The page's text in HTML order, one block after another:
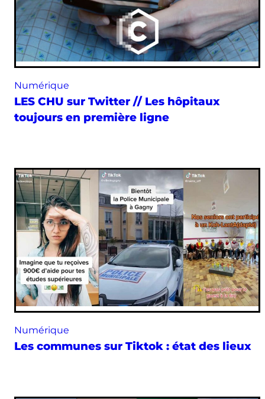
Numérique
LES CHU sur Twitter // Les hôpitaux
toujours en première ligne
Numérique
Les communes sur Tiktok : état des lieux